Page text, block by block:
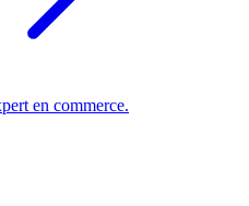
en commerce.